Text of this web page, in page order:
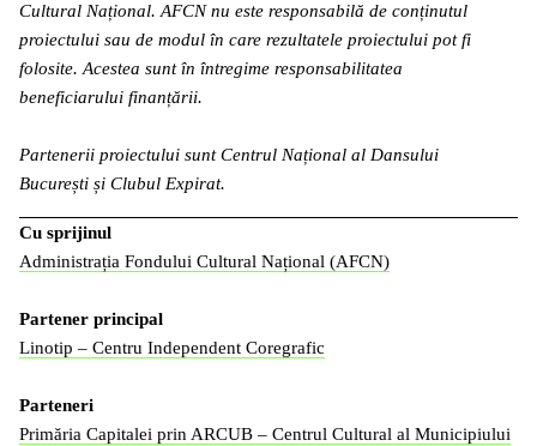
Cultural Național. AFCN nu este responsabilă de conținutul
proiectului sau de modul în care rezultatele proiectului pot fi
folosite. Acestea sunt în întregime responsabilitatea
beneficiarului finanțării.
Partenerii proiectului sunt Centrul Național al Dansului
București și Clubul Expirat.
Cu sprijinul
Administrația Fondului Cultural Național (AFCN)
Partener principal
Linotip – Centru Independent Coregrafic
Parteneri
Primăria Capitalei prin ARCUB – Centrul Cultural al Municipiului